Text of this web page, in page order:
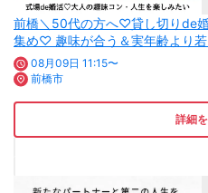
前橋＼50代の方へ♡貸し切りde
集め♡ 趣味が合う＆実年齢より
08月09日 11:15〜
前橋市
詳細